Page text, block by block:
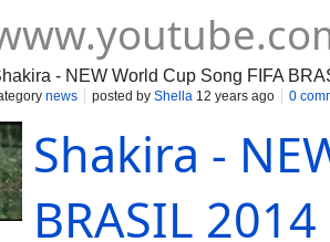
- NEW World Cup Song FIFA
news posted by Shella 12 years ago 0
Shakira -
BRASIL